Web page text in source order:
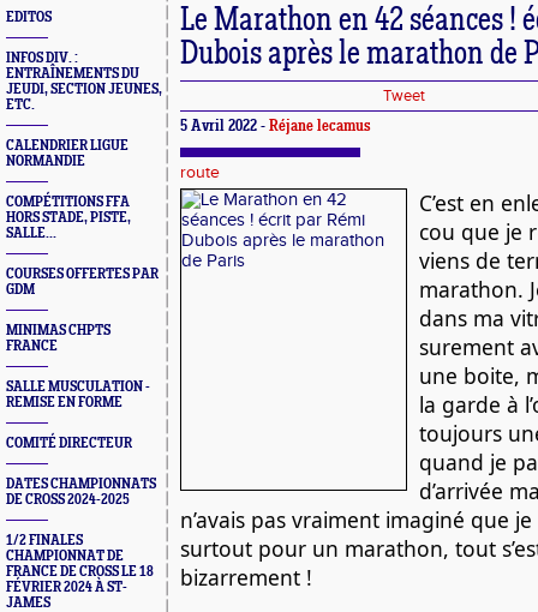
EDITOS
INFOS DIV. :
ENTRAÎNEMENTS DU
JEUDI, SECTION JEUNES,
ETC.
CALENDRIER LIGUE
NORMANDIE
COMPÉTITIONS FFA
HORS STADE, PISTE,
SALLE...
COURSES OFFERTES PAR
GDM
MINIMAS CHPTS
FRANCE
SALLE MUSCULATION -
REMISE EN FORME
COMITÉ DIRECTEUR
DATES CHAMPIONNATS
DE CROSS 2024-2025
1/2 FINALES
CHAMPIONNAT DE
FRANCE DE CROSS LE 18
FÉVRIER 2024 À ST-
JAMES
Le Marathon en 42 séances !
Dubois après le marathon de
Tweet
5 Avril 2022 - Réjane lecamus
route
C’est en
cou que je
viens de
marathon.
dans ma
surement
une boite,
la garde à
toujours
quand je
d’arrivée
n’avais pas vraiment imaginé que
surtout pour un marathon, tout
bizarrement !